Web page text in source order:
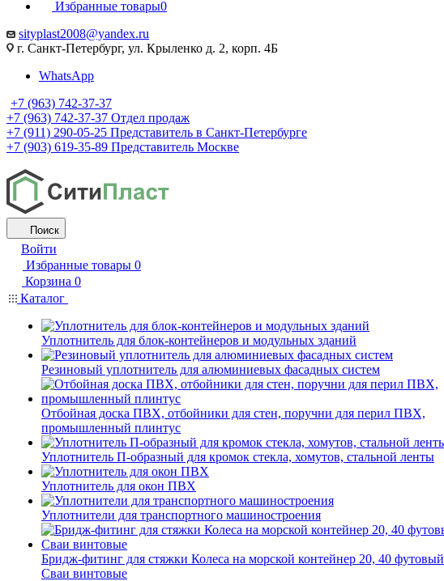
Избранные товары0
sityplast2008@yandex.ru
г. Санкт-Петербург, ул. Крыленко д. 2, корп. 4Б
WhatsApp
+7 (963) 742-37-37
+7 (963) 742-37-37 Отдел продаж
+7 (911) 290-05-25 Представитель в Санкт-Петербурге
+7 (903) 619-35-89 Представитель Москве
Поиск
Войти
Избранные товары 0
Корзина 0
Каталог
Уплотнитель для блок-контейнеров и модульных зданий
Резиновый уплотнитель для алюминиевых фасадных систем
Отбойная доска ПВХ, отбойники для стен, поручни для перил ПВХ,
промышленный плинтус
Уплотнитель П-образный для кромок стекла, хомутов, стальной ленты
Уплотнитель для окон ПВХ
Уплотнители для транспортного машиностроения
Бридж-фитинг для стяжки Колеса на морской контейнер 20, 40 футовый
Сваи винтовые